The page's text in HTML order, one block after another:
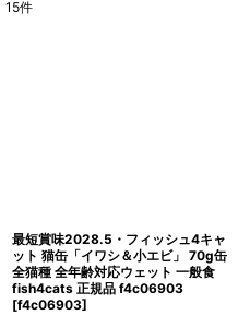
15件
最短賞味2028.5・フィッシュ4キャ
ット 猫缶「イワシ＆小エビ」 70g缶
全猫種 全年齢対応ウェット 一般食
fish4cats 正規品 f4c06903
[f4c06903]